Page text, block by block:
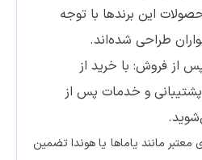
این برندها با توجه
طراحی شده‌اند.
از فروش: با خرید از
پشتیبانی و خدمات پس از
معتبر مانند یاماها یا هوندا تضمین